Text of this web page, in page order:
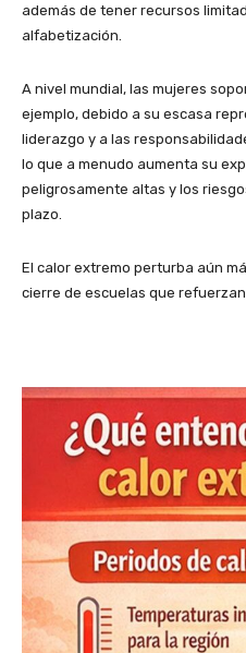
además de tener recursos
alfabetización.
A nivel mundial, las mujeres
ejemplo, debido a su escasa
liderazgo y a las
lo que a menudo aumenta su
peligrosamente altas y los
plazo.
El calor extremo perturba aún
cierre de escuelas que